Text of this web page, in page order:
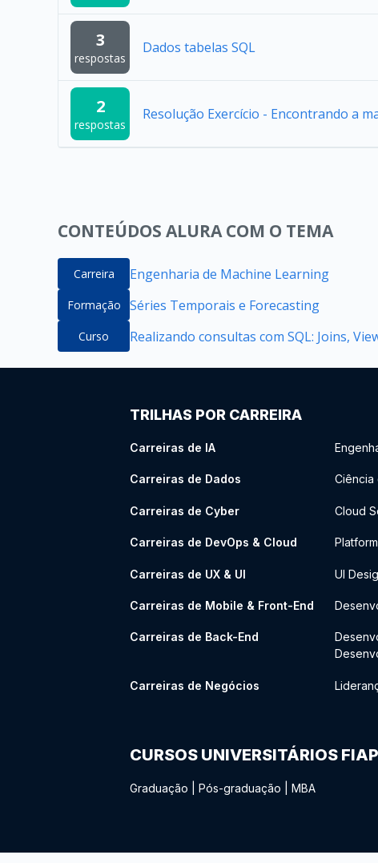
3
respostas
Dados tabelas SQL
2
respostas
Resolução Exercício - Encontrando a
CONTEÚDOS ALURA COM O TEMA
Carreira Engenharia de Machine Learning
Formação Séries Temporais e Forecasting
Curso Realizando consultas com SQL: Joins,
TRILHAS POR CARREIRA
Carreiras de IA
Carreiras de Dados Ciência
Carreiras de Cyber Cloud
Carreiras de DevOps & Cloud
Carreiras de UX & UI UI
Carreiras de Mobile & Front-End
Carreiras de Back-End
Carreiras de Negócios
CURSOS UNIVERSITÁRIOS FIAP
Graduação Pós-graduação MBA